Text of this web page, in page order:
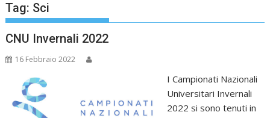
Tag: Sci
CNU Invernali 2022
16 Febbraio 2022
I Campionati Nazionali
Universitari Invernali
2022 si sono tenuti in